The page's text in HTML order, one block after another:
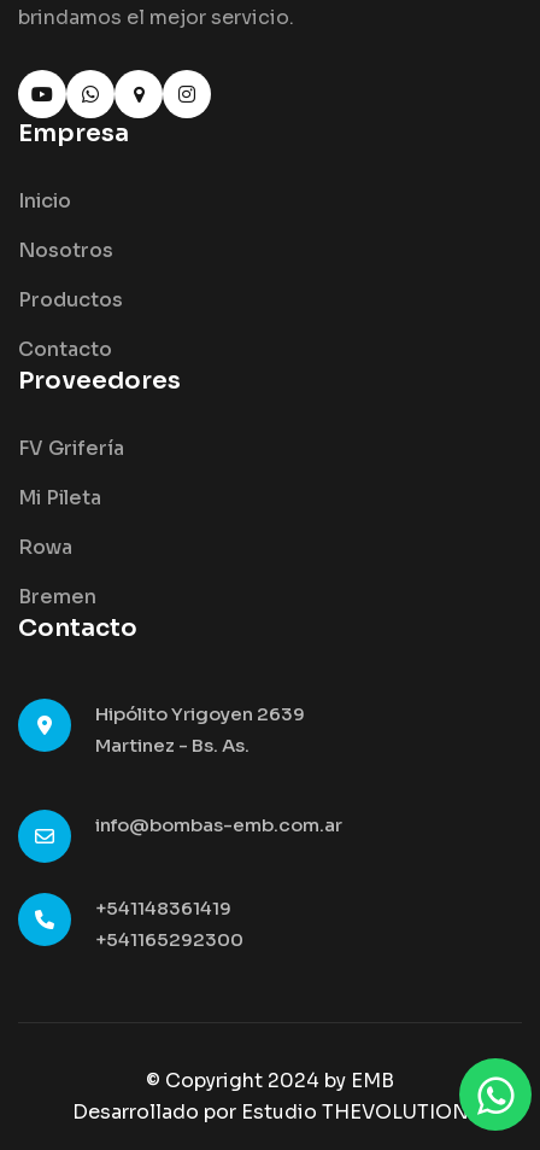
brindamos el mejor servicio.
Empresa
Inicio
Nosotros
Productos
Contacto
Proveedores
FV Grifería
Mi Pileta
Rowa
Bremen
Contacto
Hipólito Yrigoyen 2639
Martinez - Bs. As.
info@bombas-emb.com.ar
+541148361419
+541165292300
© Copyright 2024 by EMB
Desarrollado por Estudio THEVOLUTION